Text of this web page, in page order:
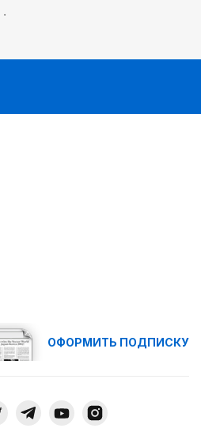
ОФОРМИТЬ ПОДПИСКУ